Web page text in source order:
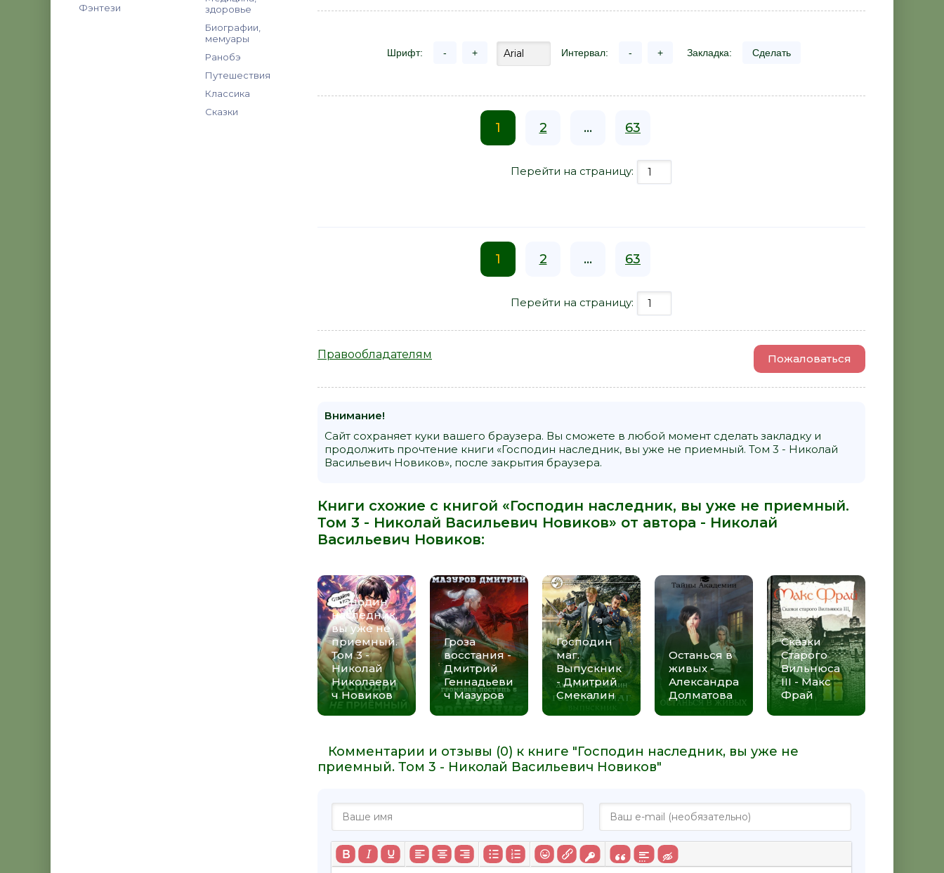
Фэнтези
здоровье
Биографии,
мемуары
Ранобэ
Путешествия
Классика
Сказки
Шрифт: - + Интервал: - + Закладка: Сделать
1 2 ... 63
Перейти на страницу:
1 2 ... 63
Перейти на страницу:
Правообладателям Пожаловаться
Внимание!
Сайт сохраняет куки вашего браузера. Вы сможете в любой момент сделать закладку и
продолжить прочтение книги «Господин наследник, вы уже не приемный. Том 3 - Николай
Васильевич Новиков», после закрытия браузера.
Книги схожие с книгой «Господин наследник, вы уже не приемный.
Том 3 - Николай Васильевич Новиков» от автора - Николай
Васильевич Новиков:
Господин
наследник,
вы уже не
приемный.
Том 3 -
Николай
Николаеви
ч Новиков
Гроза
восстания -
Дмитрий
Геннадьеви
ч Мазуров
Господин
маг.
Выпускник
- Дмитрий
Смекалин
Останься в
живых -
Александра
Долматова
Сказки
Старого
Вильнюса
III - Макс
Фрай
Комментарии и отзывы (0) к книге "Господин наследник, вы уже не
приемный. Том 3 - Николай Васильевич Новиков"